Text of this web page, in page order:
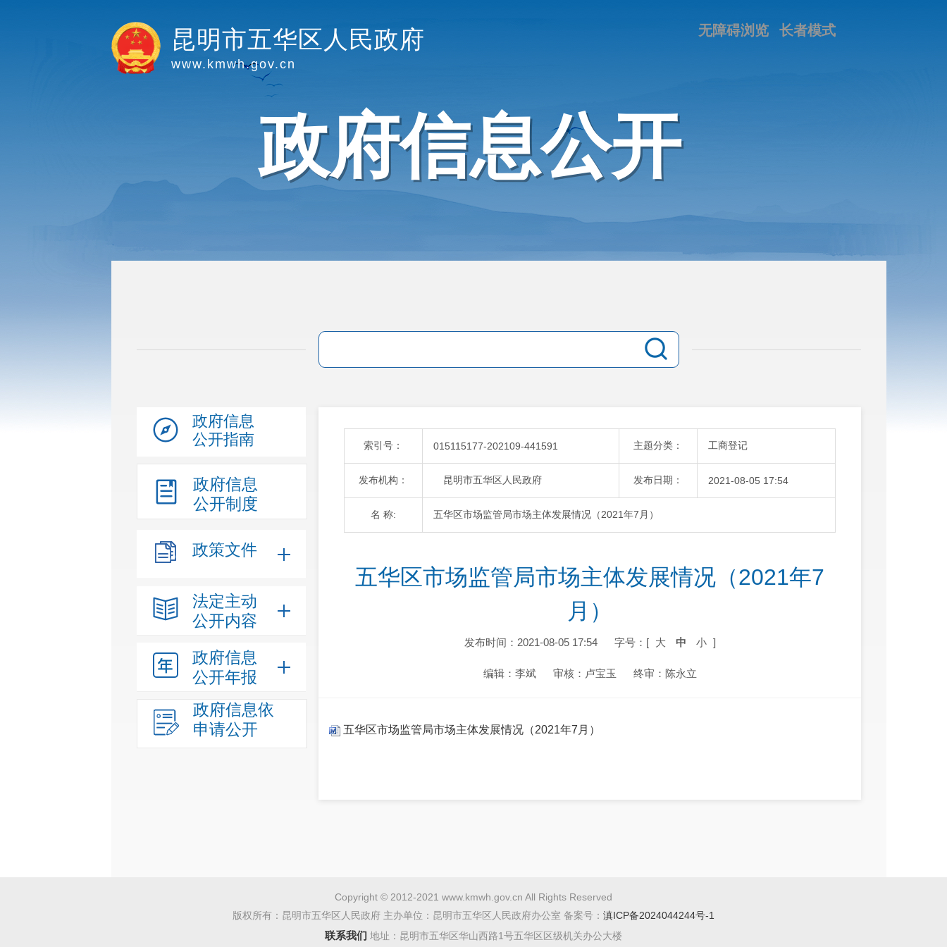
昆明市五华区人民政府
www.kmwh.gov.cn
长者模式
无障碍浏览
政府信息公开
政府信息
公开指南
政府信息
公开制度
政策文件
法定主动
公开内容
政府信息
公开年报
政府信息依
申请公开
索引号： 015115177-202109-441591 主题分类： 工商登记
发布机构： 昆明市五华区人民政府 发布日期： 2021-08-05 17:54
名 称: 五华区市场监管局市场主体发展情况（2021年7月）
五华区市场监管局市场主体发展情况（2021年7
月）
发布时间：2021-08-05 17:54 字号：[ 大 中 小 ]
编辑：李斌 审核：卢宝玉 终审：陈永立
五华区市场监管局市场主体发展情况（2021年7月）
Copyright © 2012-2021 www.kmwh.gov.cn All Rights Reserved
版权所有：昆明市五华区人民政府 主办单位：昆明市五华区人民政府办公室 备案号： 滇ICP备2024044244号-1
联系我们 地址：昆明市五华区华山西路1号五华区区级机关办公大楼